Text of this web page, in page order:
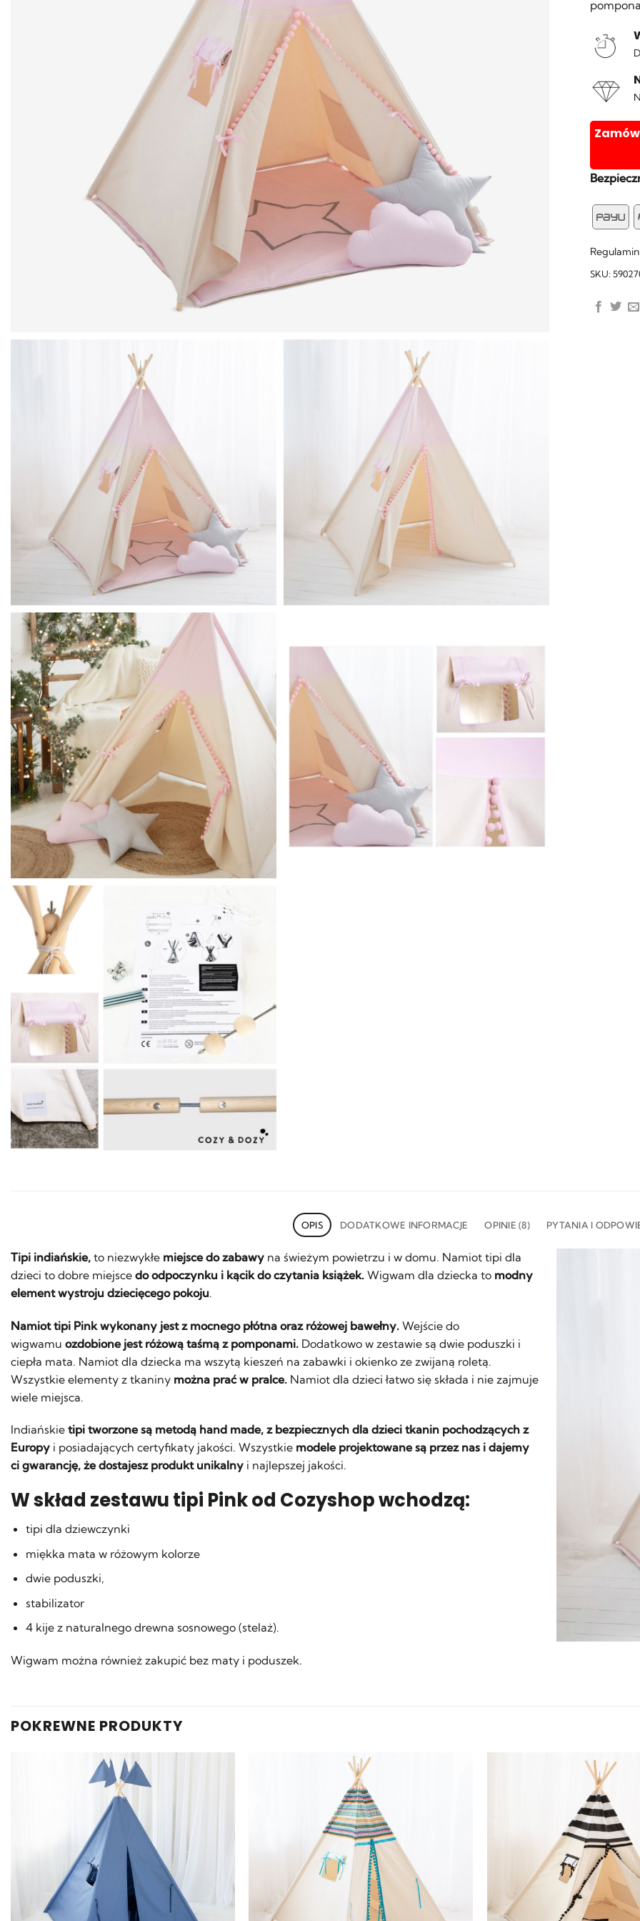
Regulamin
SKU:
OPIS DODATKOWE INFORMACJE OPINIE (8) PYTANIA I
Tipi indiańskie, to niezwykłe miejsce do zabawy na świeżym powietrzu i w domu. Namiot tipi dla
dzieci to dobre miejsce do odpoczynku i kącik do czytania książek. Wigwam dla dziecka to modny
element wystroju dziecięcego pokoju.
Namiot tipi Pink wykonany jest z mocnego płótna oraz różowej bawełny. Wejście do
wigwamu ozdobione jest różową taśmą z pomponami. Dodatkowo w zestawie są dwie poduszki i
ciepła mata. Namiot dla dziecka ma wszytą kieszeń na zabawki i okienko ze zwijaną roletą.
Wszystkie elementy z tkaniny można prać w pralce. Namiot dla dzieci łatwo się składa i nie zajmuje
wiele miejsca.
Indiańskie tipi tworzone są metodą hand made, z bezpiecznych dla dzieci tkanin pochodzących z
Europy i posiadających certyfikaty jakości. Wszystkie modele projektowane są przez nas i dajemy
ci gwarancję, że dostajesz produkt unikalny i najlepszej jakości.
W skład zestawu tipi Pink od Cozyshop wchodzą:
tipi dla dziewczynki
miękka mata w różowym kolorze
dwie poduszki,
stabilizator
4 kije z naturalnego drewna sosnowego (stelaż).
Wigwam można również zakupić bez maty i poduszek.
POKREWNE PRODUKTY